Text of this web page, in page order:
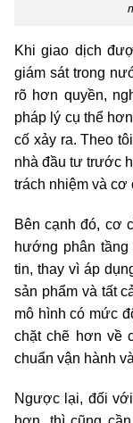
Khi giao dịch
giám sát trong
rõ hơn quyền,
pháp lý cụ thể
cố xảy ra. Theo
nhà đầu tư trước
trách nhiệm và cơ
Bên cạnh đó, cơ
hướng phân
tin, thay vì áp
sản phẩm và tất
mô hình có mức
chặt chẽ hơn về
chuẩn vận hành
Ngược lại, đối